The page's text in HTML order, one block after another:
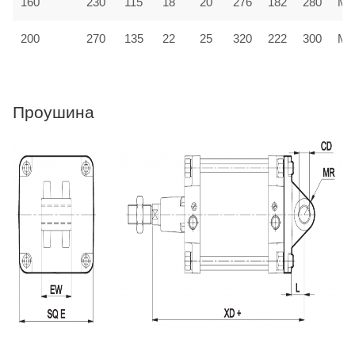
200 270 135 22 25 320 222 300
Проушина